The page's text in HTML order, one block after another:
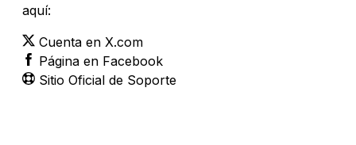
aquí:
Cuenta en X.com
Página en Facebook
Sitio Oficial de Soporte